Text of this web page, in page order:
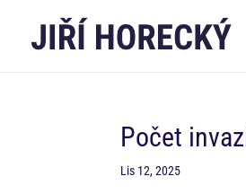
Počet
Lis 12, 2025